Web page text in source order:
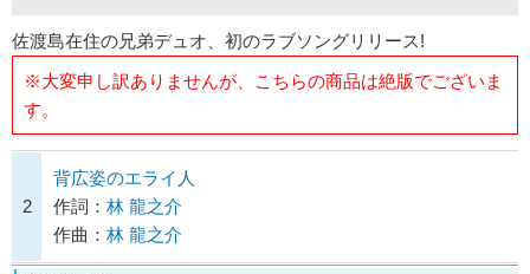
佐渡島在住の兄弟デュオ、初のラブソングリリース!
※大変申し訳ありませんが、こちらの商品は絶版でございま
す。
2
背広姿のエライ人
作詞： 林 龍之介
作曲： 林 龍之介